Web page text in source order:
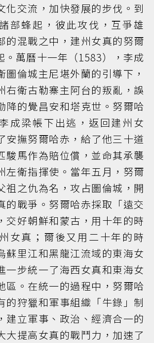
化交流，加快發展的步伐。到
部蜂起，彼此攻伐，互爭雄
的混戰之中，建州女真的努爾
。萬曆十一年（1583），李成
圖倫城主尼堪外蘭的引導下，
右衛古勒寨主阿台的叛亂，誤
降的覺昌安和塔克世。努爾哈
成梁帳下出逃，返回建州女
安撫努爾哈赤，給了他三十道
駿馬作為賠位償，並命其承襲
左衛指揮使。當年五月，努爾
祖之仇為名，攻占圖倫城，開
的戰爭。努爾哈赤採取「遠交
交好朝鮮和蒙古，用十年的時
女真；爾後又用二十年的時
蘇里江和黑龍江流域的東海女
一步統一了海西女真和東海女
區。在統一的過程中，努爾哈
的狩獵和軍事組織「牛錄」制
建立軍事、政治、經濟合一的
大提高女真的戰鬥力，加速了